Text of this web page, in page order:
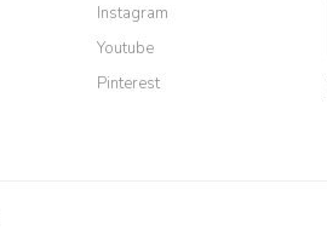
Instagram
Youtube
Pinterest